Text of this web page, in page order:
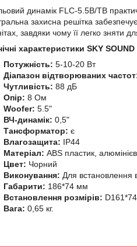
динамік FLC-5.5B/TB
захисна решітка
завдяки чому її легко зняти
характеристики SKY
Потужність: 5-10-20 Вт
Діапазон відтворюваних
Чутливість: 88 дБ
Опір: 8 Oм
Woofer: 5.5"
ВЧ-динамік: 0,5"
Тансформатор: є
Влагозащита: IP44
Матеріал: ABS пластик,
Цвет: Чорний
Виконування: Для встановлення
Габарити: 186*74 мм
Встановлення розмірів:
Вага: 0,65 кг.